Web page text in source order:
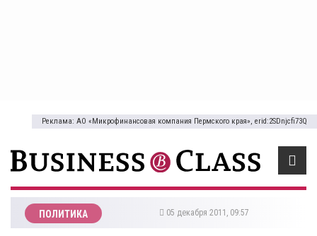
Реклама: АО «Микрофинансовая компания Пермского края», erid:2SDnjcfi73Q
ПОЛИТИКА 05 декабря 2011, 09:57